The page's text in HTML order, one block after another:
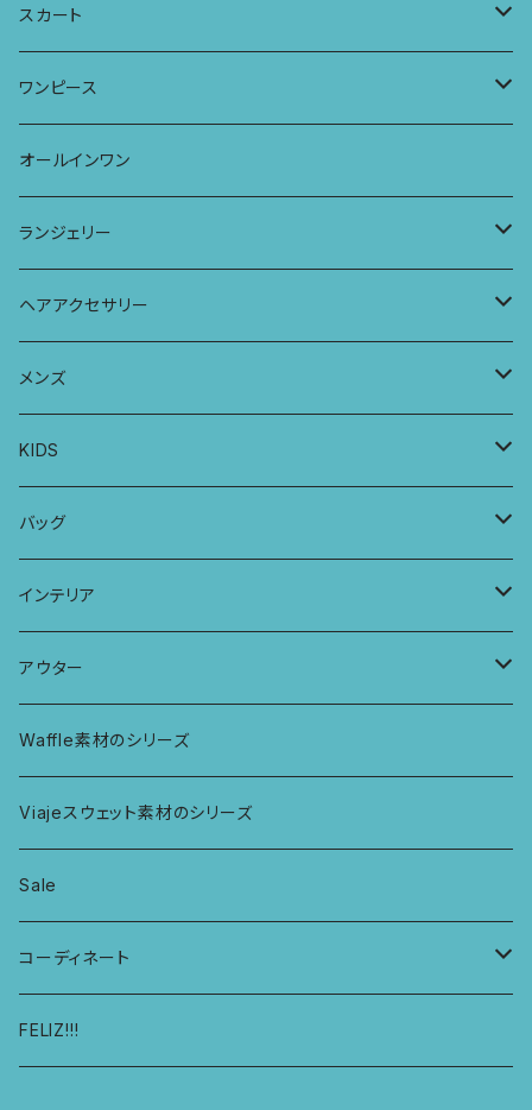
パーカー
ワンピース
サーフパンツ
ドレス
ストール
タンクトップ
キャミソール
ワイドTシャツ
チュニックTシャツ
七分袖トップス
ラグランスリーブトップス
アラジンパンツ
ポケット付きアラジンパンツ
ワイドパンツ
ポケット付きワイドパンツ
レギンス
バブーチャ
スカート
マキシスカート
ワンピース
ワンピース
オールインワン
スリップワンピース
ビルヘンワンピース
半袖ワンピース
オールインワン
ランジェリー
ブラ
ヨガトップ
カシュクールブラ
ショーツ
プレーンショーツ
ボンバチャショーツ
総レースショーツ
レディースボクサー
ヘアアクセサリー
リボンシュシュ
シュシュ
ヘアターバン
三つ編み紐
メンズ
メンズボクサー
パンツ
トップス
KIDS
KIDS 羽根つきTシャツ
KIDS Tシャツ
KIDS ロングスリーブトップス
KIDS ラグランスリーブ長袖トップス
KIDS アラジンパンツ
KIDS ジョギングパンツ
KIDS レギンス
KIDS スウェットパーカー
バッグ
PCケース
マルシェバッグ
インテリア
カーテン
ラグ
なべつかみ
プフ
アウター
パーカー
ジャケット
Waffle素材のシリーズ
Viajeスウェット素材のシリーズ
Sale
コーディネート
コーディネート1
FELIZ!!!